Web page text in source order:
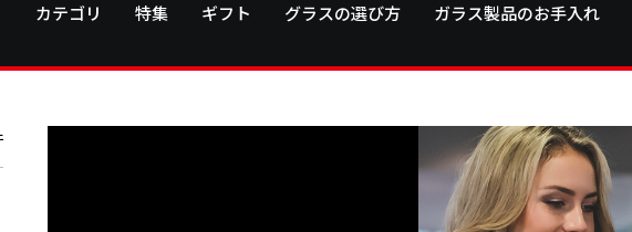
カテゴリ 特集 ギフト グラスの選び方 ガラス製品のお手入れ